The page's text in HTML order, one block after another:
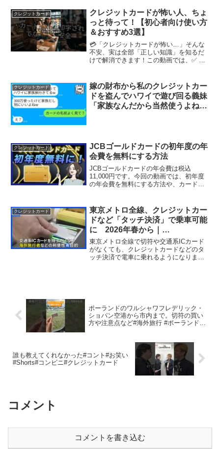
カの表現規制、真犯人は誰か 見えてき
た“構造的原因”を解説す...
クレジットカード
クレジットカードが怖い人、ちょ
っと待って！【初心者向け使い方
＆おすすめ3選】
💳「クレジットカードが怖い…」そんな
不安、実は全部「正しい知識」を知るだ
けで解消できます！この動画では、✅ ク
い方✅ 安心して使えるクレカ3選を、3分
でわかりやすく...
クレジットカード
嫁の財布から私のクレジットカー
ドを盗んでハワイで遊び回る義妹
「家族なんだから当然使うよね
クレジットカード
JCBゴールドカードの初年度の年
会費を無料にする方法
JCBゴールドカードの年会費は税込
11,000円です。今回の動画では、初年度
の年会費を無料にする方法や、カード年
元記事はこちら【目次】00:00 intro00:45
...
クレジットカード
東京メトロ全線、クレジットカー
ドなど「タッチ決済」で乗車可能
に 2026年春から｜
TBS NEWS DIG
東京メトロ全線で切符や交通系ICカード
がなくても、クレジットカードなどのタ
ッチ決済で電車に乗れるようになりま
ポーランドのワルシャワフレデリック・
ショパン空港から市内まで。切符の買い
方や注意点など#海外旅行 #ポーランド #
誰も教えてくれなかった#コント#お笑い
#Shorts#コンビニ#クレジットカード
コメント
コメントを書き込む